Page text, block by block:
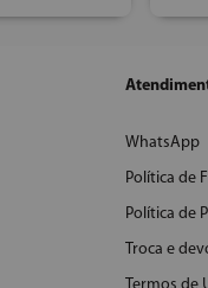
WhatsApp
Política de
Política de
Troca e